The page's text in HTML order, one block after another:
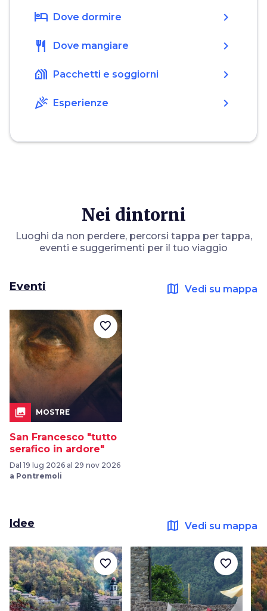
hotel Dove dormire chevron_right
restaurant Dove mangiare chevron_right
holiday_village Pacchetti e soggiorni chevron_right
celebration Esperienze chevron_right
Nei dintorni
Luoghi da non perdere, percorsi tappa per tappa,
eventi e suggerimenti per il tuo viaggio
Eventi map Vedi su mappa
collections MOSTRE
San Francesco "tutto
serafico in ardore"
Dal 19 lug 2026 al 29 nov 2026
a Pontremoli
favorite_border
Idee map Vedi su mappa
favorite_border favorite_border